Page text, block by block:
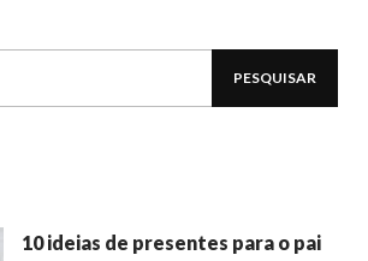
10 ideias de presentes para o pai